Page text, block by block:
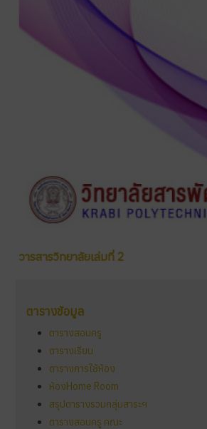
วารสารวิทยาลัยเล่มที่ 2
ตารางข้อมูล
ตารางสอนครู
ตารางเรียน
ตารางการใช้ห้อง
ห้องHome Room
สรุปตารางรวมกลุ่มสาระฯ
ตารางสอนครู คณะ